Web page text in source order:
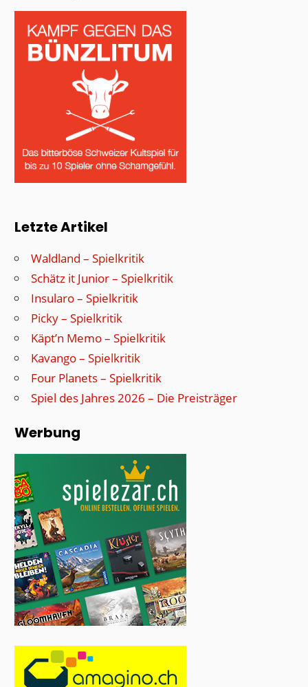
Letzte Artikel
Waldland – Spielkritik
Schätz it Junior – Spielkritik
Insularo – Spielkritik
Picky – Spielkritik
Käpt’n Memo – Spielkritik
Kavango – Spielkritik
Four Planets – Spielkritik
Spiel des Jahres 2026 – Die Preisträger
Werbung